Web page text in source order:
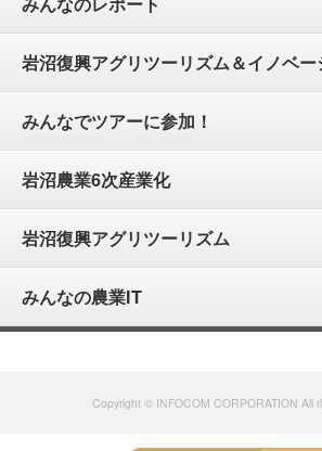
岩沼復興アグリツーリズム＆イノベー
みんなでツアーに参加！
岩沼農業6次産業化
岩沼復興アグリツーリズム
みんなの農業IT
Copyright © INFOCOM CORPORATION All